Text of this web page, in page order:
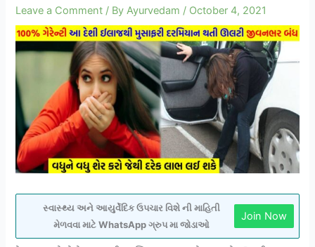
Leave a Comment / By Ayurvedam / October 4, 2021
સ્વાસ્થ્ય અને આયુર્વેદિક ઉપચાર વિશે ની માહિતી
મેળવવા માટે WhatsApp ગ્રુપ મા જોડાઓ
Join Now